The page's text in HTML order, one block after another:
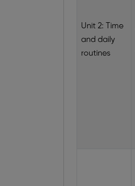
Unit 2: Time
and daily
routines